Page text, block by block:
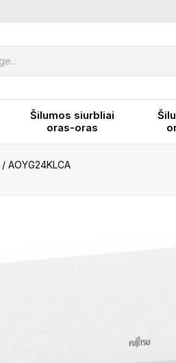
Šilumos siurbliai
oras-oras
AOYG24KLCA